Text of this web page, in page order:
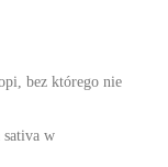
bez którego nie
sativa w